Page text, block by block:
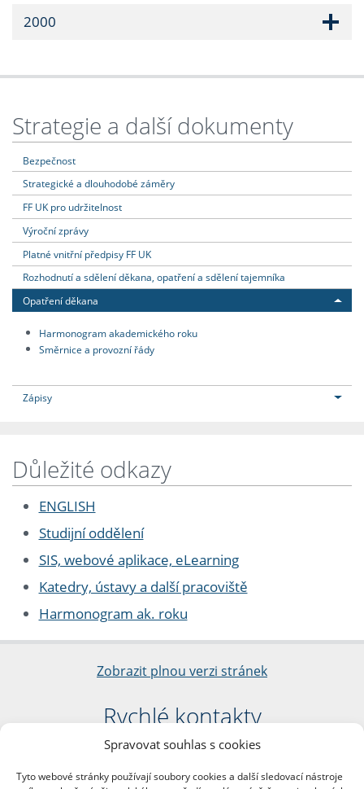
Spravovat souhlas s cookies
Tyto webové stránky používají soubory cookies a další sledovací nástroje
2000
Strategie a další dokumenty
Bezpečnost
Strategické a dlouhodobé záměry
FF UK pro udržitelnost
Výroční zprávy
Platné vnitřní předpisy FF UK
Rozhodnutí a sdělení děkana, opatření a sdělení tajemníka
Opatření děkana
Harmonogram akademického roku
Směrnice a provozní řády
Zápisy
Důležité odkazy
ENGLISH
Studijní oddělení
SIS, webové aplikace, eLearning
Katedry, ústavy a další pracoviště
Harmonogram ak. roku
Zobrazit plnou verzi stránek
Rychlé kontakty
Filozofická fakulta
nám. Jana Palacha 1/2